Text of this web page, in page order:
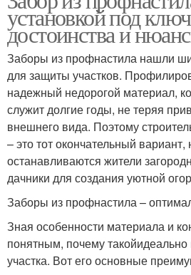
установкой под
достоинства и
Заборы из профнастила нашли
для защиты участков.
надежный недорогой материал,
служит долгие годы, не теряя
внешнего вида. Поэтому
– это тот окончательный вариант,
останавливаются жители
дачники для создания уютной
Заборы из профнастила –
Зная особенности материала и
понятным, почему
участка. Вот его основные